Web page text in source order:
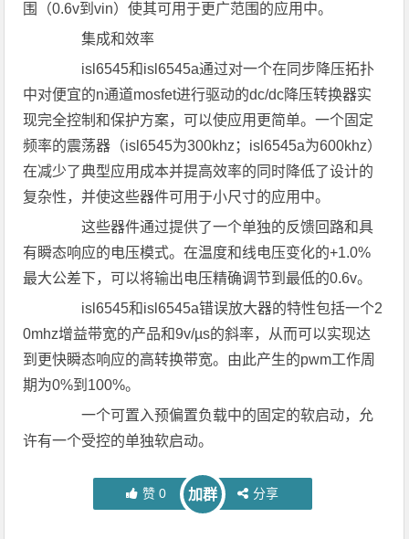
围（0.6v到vin）使其可用于更广范围的应用中。
集成和效率
isl6545和isl6545a通过对一个在同步降压拓扑
中对便宜的n通道mosfet进行驱动的dc/dc降压转换器实
现完全控制和保护方案，可以使应用更简单。一个固定
频率的震荡器（isl6545为300khz；isl6545a为600khz）
在减少了典型应用成本并提高效率的同时降低了设计的
复杂性，并使这些器件可用于小尺寸的应用中。
这些器件通过提供了一个单独的反馈回路和具
有瞬态响应的电压模式。在温度和线电压变化的+1.0%
最大公差下，可以将输出电压精确调节到最低的0.6v。
isl6545和isl6545a错误放大器的特性包括一个2
0mhz增益带宽的产品和9v/µs的斜率，从而可以实现达
到更快瞬态响应的高转换带宽。由此产生的pwm工作周
期为0%到100%。
一个可置入预偏置负载中的固定的软启动，允
许有一个受控的单独软启动。
赞 0 加群 分享